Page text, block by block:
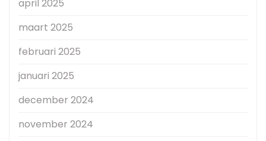
april 2025
maart 2025
februari 2025
januari 2025
december 2024
november 2024